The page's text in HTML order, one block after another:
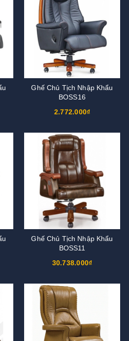
Ghế Chủ Tịch Nhập Khẩu
BOSS16
2.772.000₫
Ghế Chủ Tịch Nhập Khẩu
BOSS11
30.738.000₫